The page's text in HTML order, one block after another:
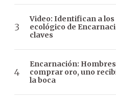
Video: Identifican a
ecológico de
claves
Encarnación:
comprar oro, uno
la boca